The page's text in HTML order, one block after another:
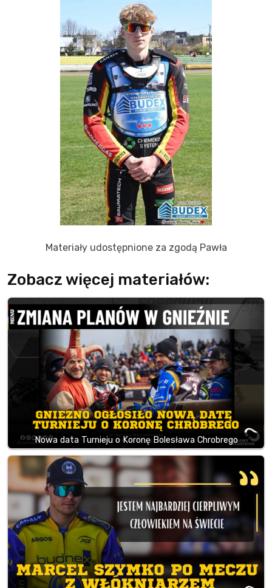
Materiały udostępnione za zgodą Pawła
Zobacz więcej materiałów:
Nowa data Turnieju o Koronę Bolesława Chrobrego